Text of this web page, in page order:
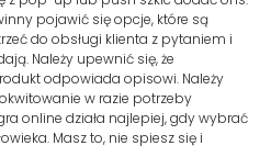
pojawić się opcje, które są
do obsługi klienta z pytaniem i
Należy upewnić się, że
odpowiada opisowi. Należy
w razie potrzeby
online działa najlepiej, gdy wybrać
Masz to, nie spiesz się i